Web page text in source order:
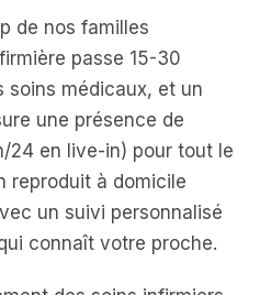
de nos familles
passe 15-30
soins médicaux, et un
une présence de
24 en live-in) pour tout le
reproduit à domicile
un suivi personnalisé
connaît votre proche.